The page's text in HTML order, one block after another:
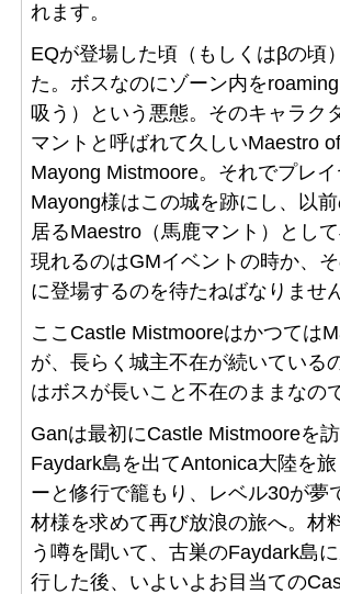
れます。
EQが登場した頃（もしくはβの頃
た。ボスなのにゾーン内を
吸う）という悪態。そのキャラク
マントと呼ばれて久しいMaestro
Mayong Mistmoore。それでプレ
Mayong様はこの城を跡にし、以
居るMaestro（馬鹿マント）とし
現れるのはGMイベントの時か、
に登場するのを待たねばなりませ
ここCastle Mistmooreはかつては
が、長らく城主不在が続いている
はボスが長いこと不在のままなの
Ganは最初にCastle Mistmooreを
Faydark島を出てAntonica大陸を
ーと修行で籠もり、レベル30が夢
材様を求めて再び放浪の旅へ。材
う噂を聞いて、古巣のFaydark島
行した後、いよいよお目当ての